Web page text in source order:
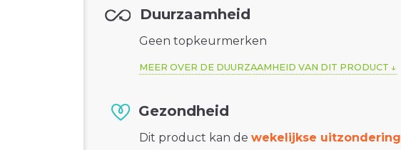
Duurzaamheid
Geen topkeurmerken
MEER OVER DE DUURZAAMHEID VAN DIT PRODUCT
Gezondheid
Dit product kan dewekelijkse uitzondering